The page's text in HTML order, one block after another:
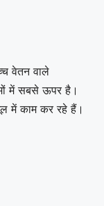
वेतन वाले
में सबसे ऊपर है।
में काम कर रहे हैं।